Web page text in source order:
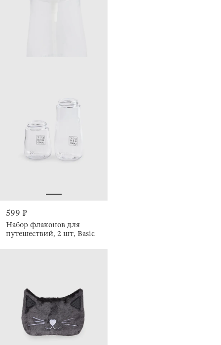
599 ₽
Набор флаконов для
путешествий, 2 шт, Basic